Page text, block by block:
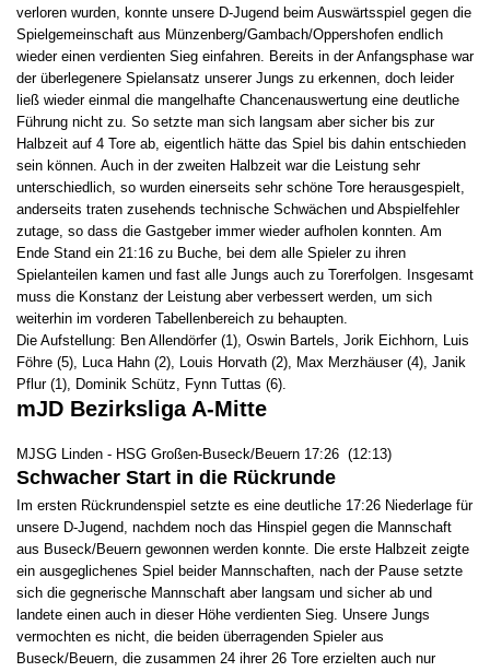
verloren wurden, konnte unsere D-Jugend beim Auswärtsspiel gegen die
Spielgemeinschaft aus Münzenberg/Gambach/Oppershofen endlich
wieder einen verdienten Sieg einfahren. Bereits in der Anfangsphase war
der überlegenere Spielansatz unserer Jungs zu erkennen, doch leider
ließ wieder einmal die mangelhafte Chancenauswertung eine deutliche
Führung nicht zu. So setzte man sich langsam aber sicher bis zur
Halbzeit auf 4 Tore ab, eigentlich hätte das Spiel bis dahin entschieden
sein können. Auch in der zweiten Halbzeit war die Leistung sehr
unterschiedlich, so wurden einerseits sehr schöne Tore herausgespielt,
anderseits traten zusehends technische Schwächen und Abspielfehler
zutage, so dass die Gastgeber immer wieder aufholen konnten. Am
Ende Stand ein 21:16 zu Buche, bei dem alle Spieler zu ihren
Spielanteilen kamen und fast alle Jungs auch zu Torerfolgen. Insgesamt
muss die Konstanz der Leistung aber verbessert werden, um sich
weiterhin im vorderen Tabellenbereich zu behaupten.
Die Aufstellung: Ben Allendörfer (1), Oswin Bartels, Jorik Eichhorn, Luis
Föhre (5), Luca Hahn (2), Louis Horvath (2), Max Merzhäuser (4), Janik
Pflur (1), Dominik Schütz, Fynn Tuttas (6).
mJD Bezirksliga A-Mitte
MJSG Linden - HSG Großen-Buseck/Beuern 17:26 (12:13)
Schwacher Start in die Rückrunde
Im ersten Rückrundenspiel setzte es eine deutliche 17:26 Niederlage für
unsere D-Jugend, nachdem noch das Hinspiel gegen die Mannschaft
aus Buseck/Beuern gewonnen werden konnte. Die erste Halbzeit zeigte
ein ausgeglichenes Spiel beider Mannschaften, nach der Pause setzte
sich die gegnerische Mannschaft aber langsam und sicher ab und
landete einen auch in dieser Höhe verdienten Sieg. Unsere Jungs
vermochten es nicht, die beiden überragenden Spieler aus
Buseck/Beuern, die zusammen 24 ihrer 26 Tore erzielten auch nur